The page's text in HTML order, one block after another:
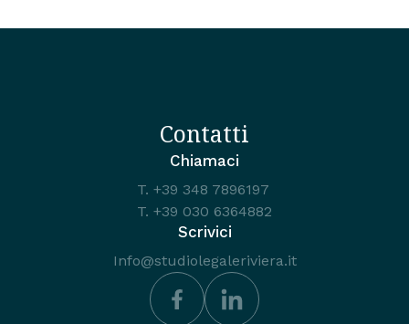
Contatti
Chiamaci
T. +39 348 7896197
T. +39 030 6364882
Scrivici
Info@studiolegaleriviera.it